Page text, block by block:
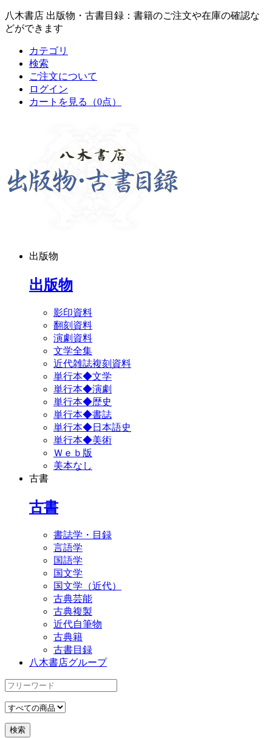
八木書店 出版物・古書目録：書籍のご注文や在庫の確認な
どができます
カテゴリ
検索
ご注文について
ログイン
カートを見る
（0点）
出版物
出版物
影印資料
翻刻資料
演劇資料
文学全集
近代雑誌複刻資料
単行本◆文学
単行本◆演劇
単行本◆歴史
単行本◆書誌
単行本◆日本語史
単行本◆美術
Ｗｅｂ版
美本なし
古書
古書
書誌学・目録
言語学
国語学
国文学
国文学（近代）
古典芸能
古典複製
近代自筆物
古典籍
古書目録
八木書店グループ